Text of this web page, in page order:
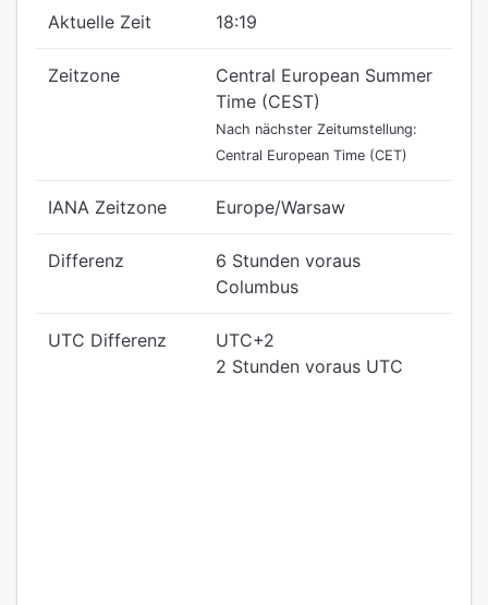
Aktuelle Zeit 18:19
Zeitzone
Central European Summer
Time (CEST)
Nach nächster Zeitumstellung:
Central European Time (CET)
IANA Zeitzone Europe/Warsaw
Differenz
6 Stunden voraus
Columbus
UTC Differenz
UTC+2
2 Stunden voraus UTC